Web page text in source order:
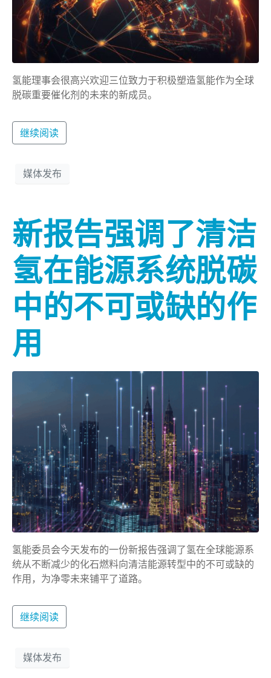
氢能理事会很高兴欢迎三位致力于积极塑造氢能作为全球
脱碳重要催化剂的未来的新成员。
继续阅读
媒体发布
新报告强调了清洁
氢在能源系统脱碳
中的不可或缺的作
用
氢能委员会今天发布的一份新报告强调了氢在全球能源系
统从不断减少的化石燃料向清洁能源转型中的不可或缺的
作用，为净零未来铺平了道路。
继续阅读
媒体发布